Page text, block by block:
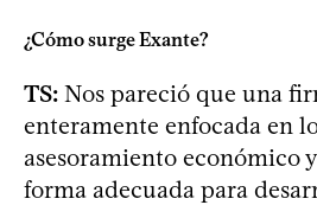
¿Cómo surge Exante?
TS: Nos pareció que una
enteramente enfocada en
asesoramiento económico
forma adecuada para